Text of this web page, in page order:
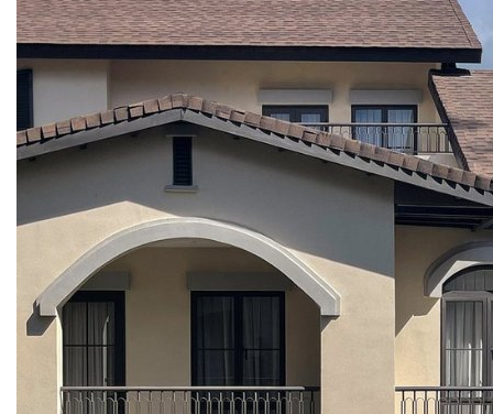
HERITAGE
MILANO
SHAKE
SENATOR
ANTICA
CF SLATE
CF SHAKE
TẤM LỢP KIM LOẠI
PREMIUM - COPPER PRESTIGE ULTIMETAL HD
PREMIUM - COPPER PRESTIGE COMPACT PLUS
PREMIUM - COPPER PRESTIGE ELITE
PREMIUM - COPPER PRESTIGE TRADITIONAL